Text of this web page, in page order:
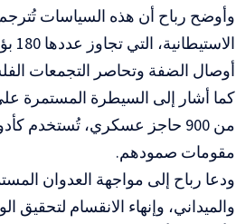
وأوضح رباح أن هذه السياسات
أوصال الضفة وتحاصر التجمعات
كما أشار إلى السيطرة المستمرة
من 900 حاجز عسكري، تُستخدم
مقومات صمودهم.
ودعا رباح إلى مواجهة العدوان
والميداني، وإنهاء الانقسام لتحقيق